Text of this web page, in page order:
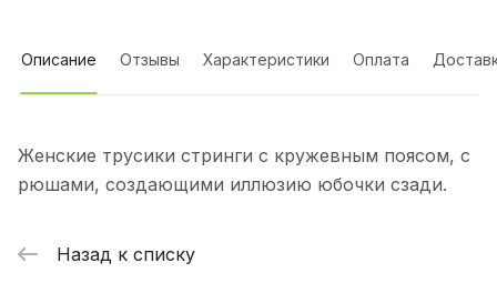
Описание Отзывы Характеристики Оплата
Женские трусики стринги с кружевным поясом, с
рюшами, создающими иллюзию юбочки сзади.
Назад к списку